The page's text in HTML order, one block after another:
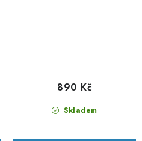
Skladem
890 Kč